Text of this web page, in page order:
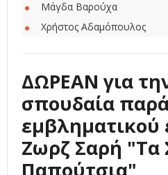
Μάγδα Βαρούχα
Χρήστος Αδαμόπουλος
ΔΩΡΕΑΝ για
σπουδαία
εμβληματικού
Ζωρζ Σαρή "Τα